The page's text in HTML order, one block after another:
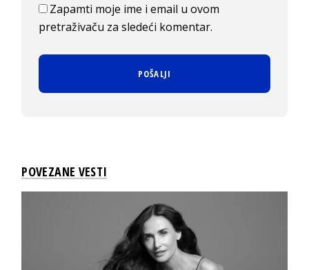
Zapamti moje ime i email u ovom
pretraživaču za sledeći komentar.
POVEZANE VESTI